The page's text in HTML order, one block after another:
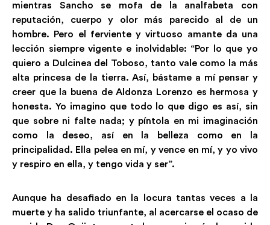
mientras Sancho se mofa de la analfabeta con
reputación, cuerpo y olor más parecido al de un
hombre. Pero el ferviente y virtuoso amante da una
lección siempre vigente e inolvidable: “Por lo que yo
quiero a Dulcinea del Toboso, tanto vale como la más
alta princesa de la tierra. Así, bástame a mí pensar y
creer que la buena de Aldonza Lorenzo es hermosa y
honesta. Yo imagino que todo lo que digo es así, sin
que sobre ni falte nada; y píntola en mi imaginación
como la deseo, así en la belleza como en la
principalidad. Ella pelea en mí, y vence en mí, y yo vivo
y respiro en ella, y tengo vida y ser”.
Aunque ha desafiado en la locura tantas veces a la
muerte y ha salido triunfante, al acercarse el ocaso de